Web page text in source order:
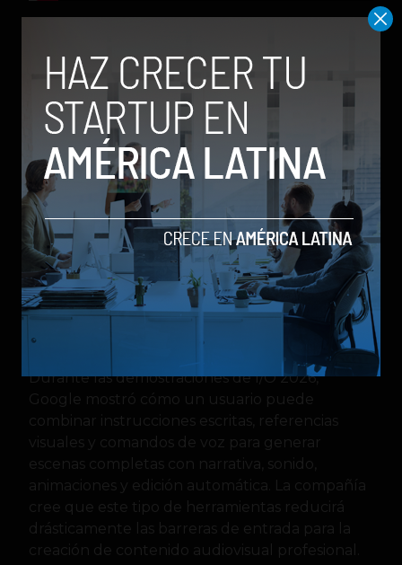
El anuncio más ambicioso de Google sin duda es
Gemini Omni
, un nuevo sistema multimodal
que se describe como una plataforma capaz de
contenido a partir de múltiples entradas
simultáneas.
La primera versión presentada, llamada Omni
Flash, está enfocada especialmente en
generación y edición avanzada de video.Google
detalló sus planes para construir una
inteligencia artificial que pueda comprender
texto, imágenes, audio y video al mismo tiempo
para producir experiencias completamente
nuevas.
Durante las demostraciones de I/O 2026,
Google mostró cómo un usuario puede
combinar instrucciones escritas, referencias
visuales y comandos de voz para generar
escenas completas con narrativa, sonido,
animaciones y edición automática. La compañía
cree que este tipo de herramientas reducirá
drásticamente las barreras de entrada para la
creación de contenido audiovisual profesional.